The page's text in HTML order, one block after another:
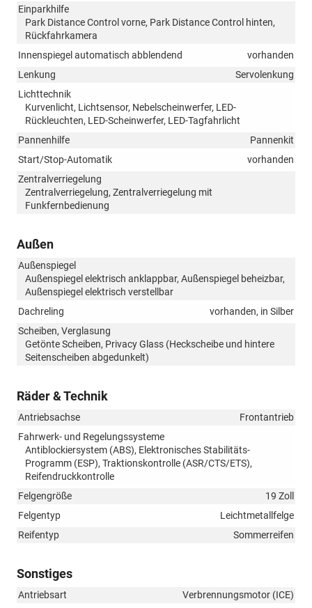
Einparkhilfe
Park Distance Control vorne, Park Distance Control hinten,
Rückfahrkamera
Innenspiegel automatisch abblendend
vorhanden
Lenkung
Servolenkung
Lichttechnik
Kurvenlicht, Lichtsensor, Nebelscheinwerfer, LED-
Rückleuchten, LED-Scheinwerfer, LED-Tagfahrlicht
Pannenhilfe
Pannenkit
Start/Stop-Automatik
vorhanden
Zentralverriegelung
Zentralverriegelung, Zentralverriegelung mit
Funkfernbedienung
Außen
Außenspiegel
Außenspiegel elektrisch anklappbar, Außenspiegel beheizbar,
Außenspiegel elektrisch verstellbar
Dachreling
vorhanden, in Silber
Scheiben, Verglasung
Getönte Scheiben, Privacy Glass (Heckscheibe und hintere
Seitenscheiben abgedunkelt)
Räder & Technik
Antriebsachse
Frontantrieb
Fahrwerk- und Regelungssysteme
Antiblockiersystem (ABS), Elektronisches Stabilitäts-
Programm (ESP), Traktionskontrolle (ASR/CTS/ETS),
Reifendruckkontrolle
Felgengröße
19 Zoll
Felgentyp
Leichtmetallfelge
Reifentyp
Sommerreifen
Sonstiges
Antriebsart
Verbrennungsmotor (ICE)